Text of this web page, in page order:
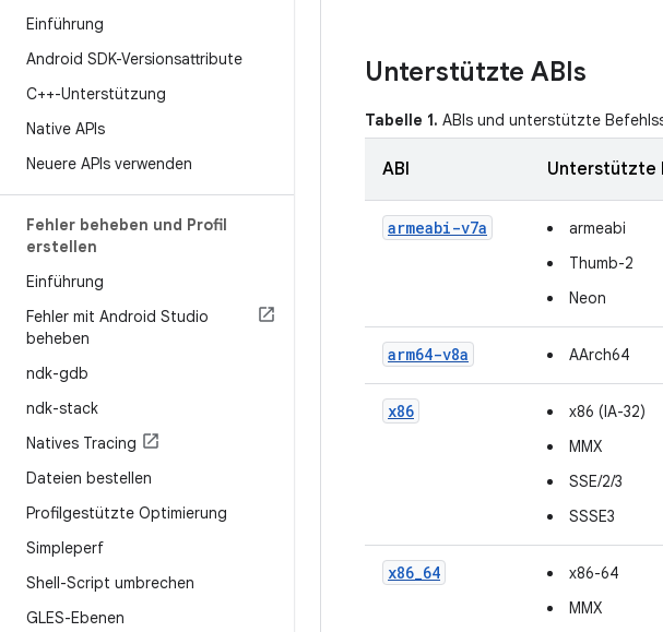
Einführung
Android SDK-Versionsattribute
C++-Unterstützung
Native APIs
Neuere APIs verwenden
Fehler beheben und Profil
erstellen
Einführung
Fehler mit Android Studio
beheben
ndk-gdb
ndk-stack
Natives Tracing
Dateien bestellen
Profilgestützte Optimierung
Simpleperf
Shell-Script umbrechen
GLES-Ebenen
Unterstützte ABIs
Tabelle 1. ABIs und unterstützte
ABI Unterstützte
armeabi-v7a
armeabi
Thumb-2
Neon
arm64-v8a AArch64
x86
x86 (IA-32)
MMX
SSE/2/3
SSSE3
x86_64
x86-64
MMX